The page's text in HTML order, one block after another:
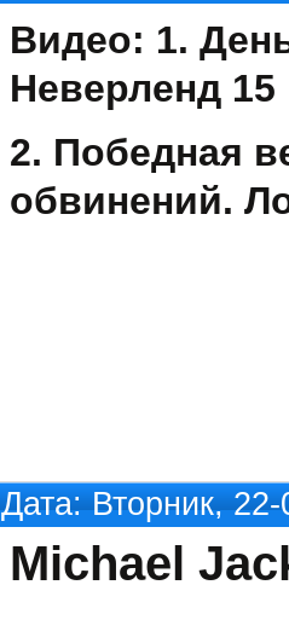
Видео: 1.
Неверленд 15
2. Победная
обвинений.
Дата: Вторник,
Michael